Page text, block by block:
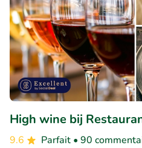
High wine bij
9.6 Parfait • 90